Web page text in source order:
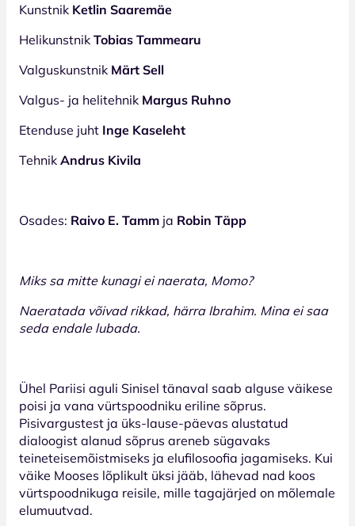
Kunstnik Ketlin Saaremäe
Helikunstnik Tobias Tammearu
Valguskunstnik Märt Sell
Valgus- ja helitehnik Margus Ruhno
Etenduse juht Inge Kaseleht
Tehnik Andrus Kivila
Osades: Raivo E. Tamm ja Robin Täpp
Miks sa mitte kunagi ei naerata, Momo?
Naeratada võivad rikkad, härra Ibrahim. Mina ei saa
seda endale lubada.
Ühel Pariisi aguli Sinisel tänaval saab alguse väikese
poisi ja vana vürtspoodniku eriline sõprus.
Pisivargustest ja üks-lause-päevas alustatud
dialoogist alanud sõprus areneb sügavaks
teineteisemõistmiseks ja elufilosoofia jagamiseks. Kui
väike Mooses lõplikult üksi jääb, lähevad nad koos
vürtspoodnikuga reisile, mille tagajärjed on mõlemale
elumuutvad.